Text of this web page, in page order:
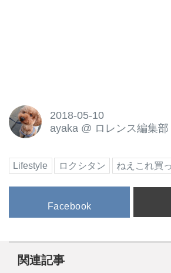
2018-05-10
ayaka @ ロレンス編集部
Lifestyle ロクシタン ねえこれ買
Facebook
関連記事